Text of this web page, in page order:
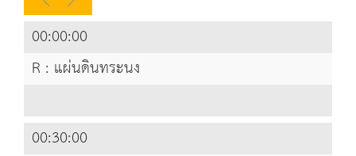
00:00:00
R : แผ่นดินทระนง
00:30:00